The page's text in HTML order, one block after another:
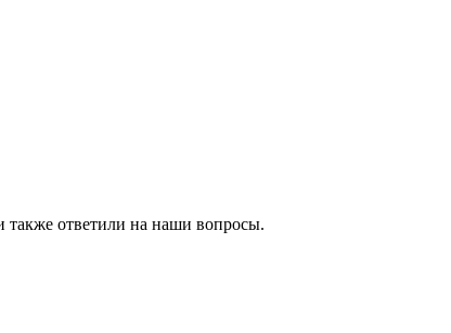
также ответили на наши вопросы.